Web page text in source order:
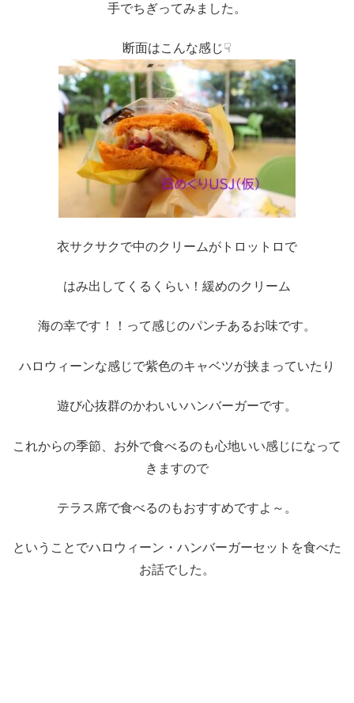
手でちぎってみました。
断面はこんな感じ☟
衣サクサクで中のクリームがトロットロで
はみ出してくるくらい！緩めのクリーム
海の幸です！！って感じのパンチあるお味です。
ハロウィーンな感じで紫色のキャベツが挟まっていたり
遊び心抜群のかわいいハンバーガーです。
これからの季節、お外で食べるのも心地いい感じになって
きますので
テラス席で食べるのもおすすめですよ～。
ということでハロウィーン・ハンバーガーセットを食べた
お話でした。